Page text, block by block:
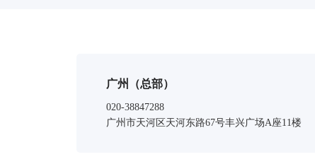
广州（总部）
020-38847288
广州市天河区天河东路67号丰兴广场A座11楼